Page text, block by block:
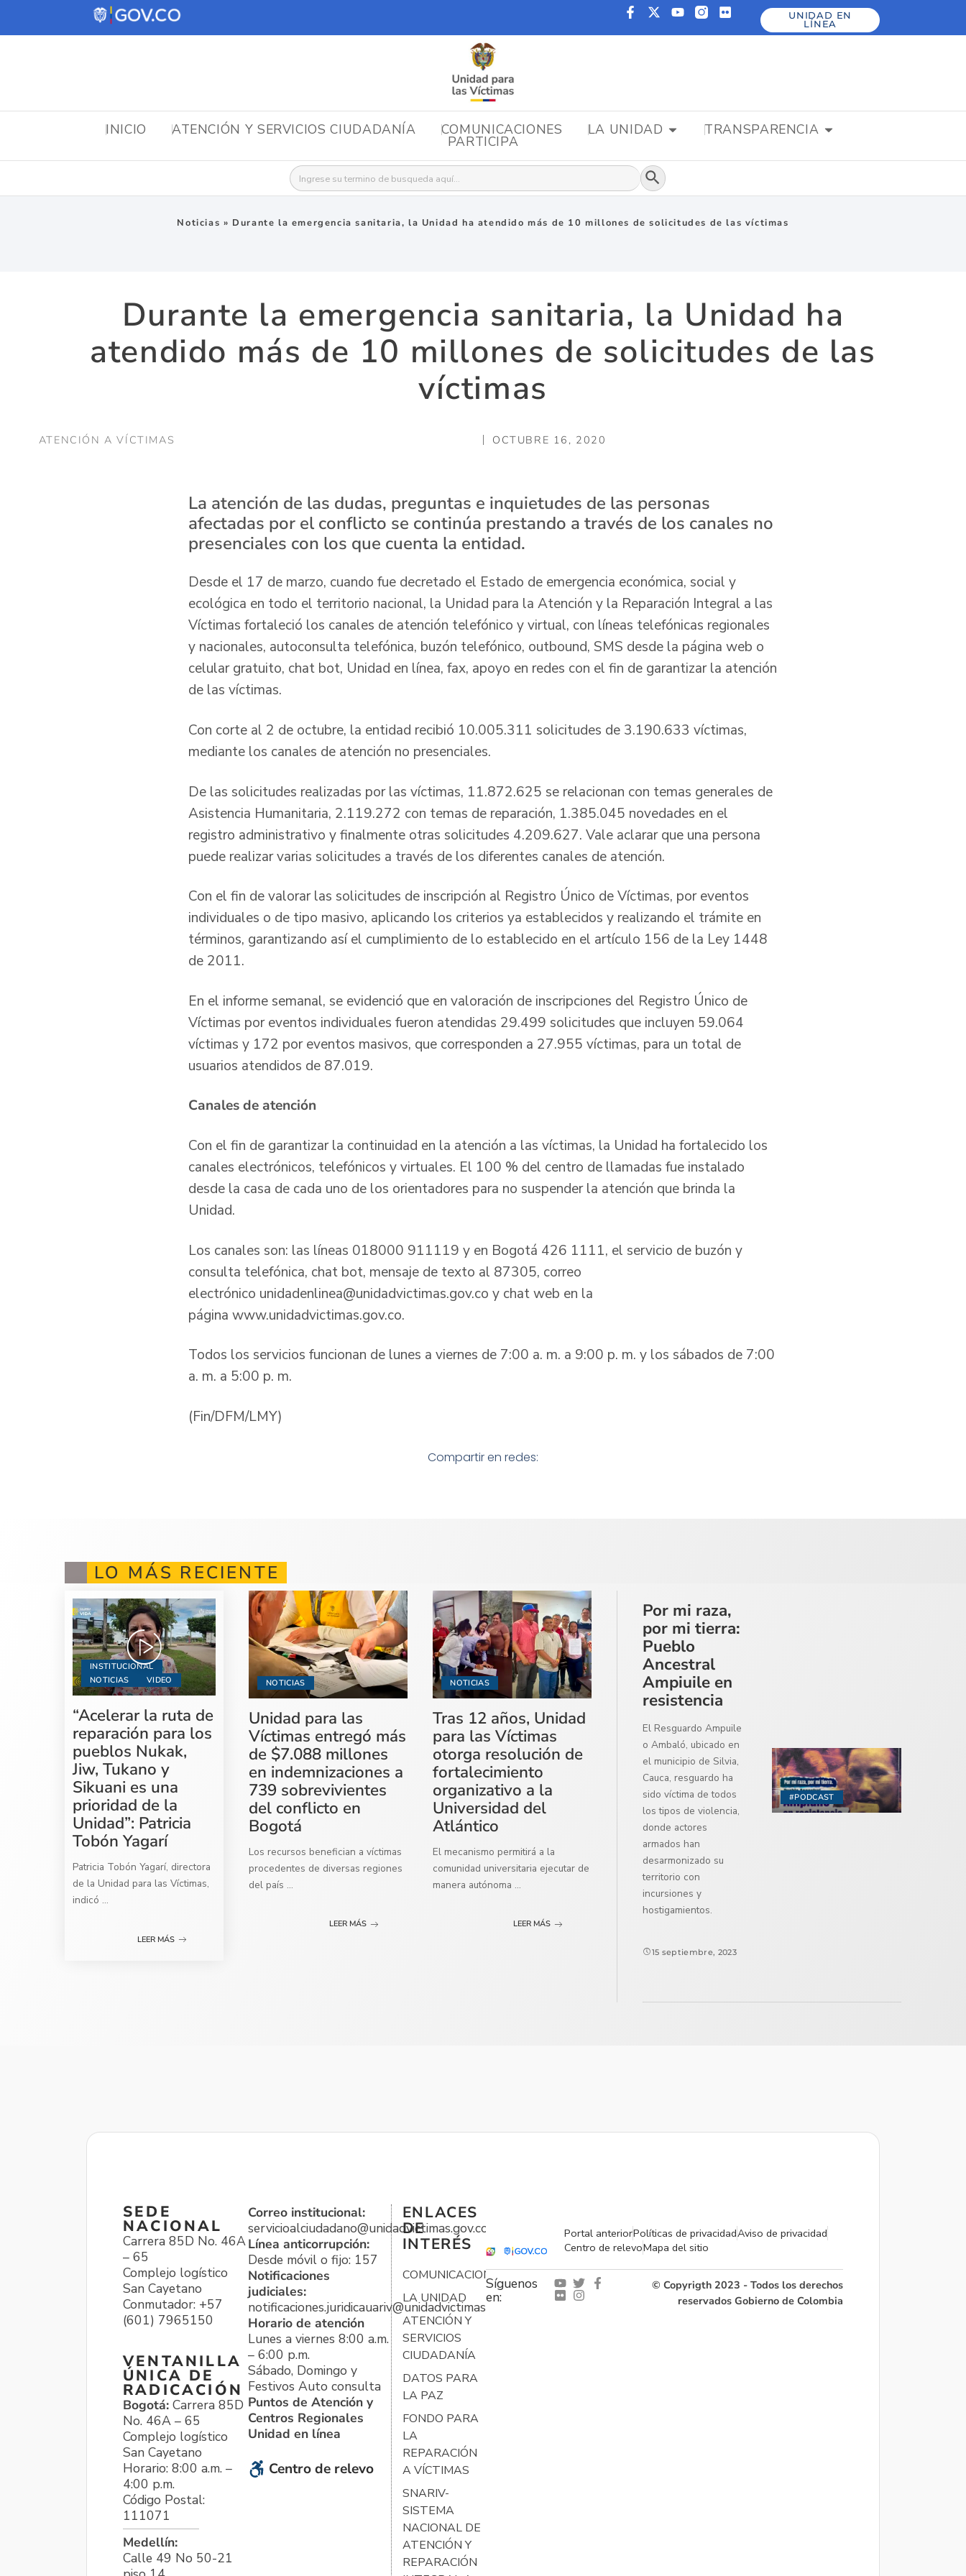
UNIDAD EN
LÍNEA
INICIO ATENCIÓN Y SERVICIOS CIUDADANÍA COMUNICACIONES LA UNIDAD TRANSPARENCIA
PARTICIPA
Buscar: Botón de búsqueda
Noticias » Durante la emergencia sanitaria, la Unidad ha atendido más de 10 millones de solicitudes de las víctimas
Durante la emergencia sanitaria, la Unidad ha
atendido más de 10 millones de solicitudes de las
víctimas
ATENCIÓN A VÍCTIMAS OCTUBRE 16, 2020
La atención de las dudas, preguntas e inquietudes de las personas
afectadas por el conflicto se continúa prestando a través de los canales no
presenciales con los que cuenta la entidad.
Desde el 17 de marzo, cuando fue decretado el Estado de emergencia económica, social y
ecológica en todo el territorio nacional, la Unidad para la Atención y la Reparación Integral a las
Víctimas fortaleció los canales de atención telefónico y virtual, con líneas telefónicas regionales
y nacionales, autoconsulta telefónica, buzón telefónico, outbound, SMS desde la página web o
celular gratuito, chat bot, Unidad en línea, fax, apoyo en redes con el fin de garantizar la atención
de las víctimas.
Con corte al 2 de octubre, la entidad recibió 10.005.311 solicitudes de 3.190.633 víctimas,
mediante los canales de atención no presenciales.
De las solicitudes realizadas por las víctimas, 11.872.625 se relacionan con temas generales de
Asistencia Humanitaria, 2.119.272 con temas de reparación, 1.385.045 novedades en el
registro administrativo y finalmente otras solicitudes 4.209.627. Vale aclarar que una persona
puede realizar varias solicitudes a través de los diferentes canales de atención.
Con el fin de valorar las solicitudes de inscripción al Registro Único de Víctimas, por eventos
individuales o de tipo masivo, aplicando los criterios ya establecidos y realizando el trámite en
términos, garantizando así el cumplimiento de lo establecido en el artículo 156 de la Ley 1448
de 2011.
En el informe semanal, se evidenció que en valoración de inscripciones del Registro Único de
Víctimas por eventos individuales fueron atendidas 29.499 solicitudes que incluyen 59.064
víctimas y 172 por eventos masivos, que corresponden a 27.955 víctimas, para un total de
usuarios atendidos de 87.019.
Canales de atención
Con el fin de garantizar la continuidad en la atención a las víctimas, la Unidad ha fortalecido los
canales electrónicos, telefónicos y virtuales. El 100 % del centro de llamadas fue instalado
desde la casa de cada uno de los orientadores para no suspender la atención que brinda la
Unidad.
Los canales son: las líneas 018000 911119 y en Bogotá 426 1111, el servicio de buzón y
consulta telefónica, chat bot, mensaje de texto al 87305, correo
electrónico unidadenlinea@unidadvictimas.gov.co y chat web en la
página www.unidadvictimas.gov.co.
Todos los servicios funcionan de lunes a viernes de 7:00 a. m. a 9:00 p. m. y los sábados de 7:00
a. m. a 5:00 p. m.
(Fin/DFM/LMY)
Compartir en redes:
LO MÁS RECIENTE
INSTITUCIONAL
NOTICIAS
VIDEO
“Acelerar la ruta de
reparación para los
pueblos Nukak,
Jiw, Tukano y
Sikuani es una
prioridad de la
Unidad”: Patricia
Tobón Yagarí
Patricia Tobón Yagarí, directora
de la Unidad para las Víctimas,
indicó ...
LEER MÁS
NOTICIAS
Unidad para las
Víctimas entregó más
de $7.088 millones
en indemnizaciones a
739 sobrevivientes
del conflicto en
Bogotá
Los recursos benefician a víctimas
procedentes de diversas regiones
del país ...
LEER MÁS
NOTICIAS
Tras 12 años, Unidad
para las Víctimas
otorga resolución de
fortalecimiento
organizativo a la
Universidad del
Atlántico
El mecanismo permitirá a la
comunidad universitaria ejecutar de
manera autónoma ...
LEER MÁS
#PODCAST
Por mi raza,
por mi tierra:
Pueblo
Ancestral
Ampiuile en
resistencia
El Resguardo Ampuile
o Ambaló, ubicado en
el municipio de Silvia,
Cauca, resguardo ha
sido víctima de todos
los tipos de violencia,
donde actores
armados han
desarmonizado su
territorio con
incursiones y
hostigamientos.
15 septiembre, 2023
SEDE
NACIONAL
Carrera 85D No. 46A
– 65
Complejo logístico
San Cayetano
Conmutador: +57
(601) 7965150
VENTANILLA
ÚNICA DE
RADICACIÓN
Bogotá: Carrera 85D
No. 46A – 65
Complejo logístico
San Cayetano
Horario: 8:00 a.m. –
4:00 p.m.
Código Postal:
111071
Medellín:
Calle 49 No 50-21
Correo institucional:
servicioalciudadano@unidadvictimas.gov.co
Línea anticorrupción:
Desde móvil o fijo: 157
Notificaciones
judiciales:
notificaciones.juridicauariv@unidadvictimas.gov.co
Horario de atención
Lunes a viernes 8:00 a.m.
– 6:00 p.m.
Sábado, Domingo y
Festivos Auto consulta
Puntos de Atención y
Centros Regionales
Unidad en línea
Centro de relevo
ENLACES
DE
INTERÉS
COMUNICACIONES
LA UNIDAD
ATENCIÓN Y
SERVICIOS
CIUDADANÍA
DATOS PARA
LA PAZ
FONDO PARA
LA
REPARACIÓN
A VÍCTIMAS
SNARIV-
SISTEMA
NACIONAL DE
ATENCIÓN Y
REPARACIÓN
Portal anteriorPolíticas de privacidadAviso de privacidad
Centro de relevoMapa del sitio
Síguenos
en:
© Copyrigth 2023 - Todos los derechos
reservados Gobierno de Colombia